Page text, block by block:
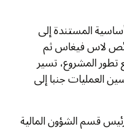
المستندة إلى
لاس فيغاس ثم
تطور المشروع، تسير
العمليات جنبا إلى
قسم الشؤون المالية